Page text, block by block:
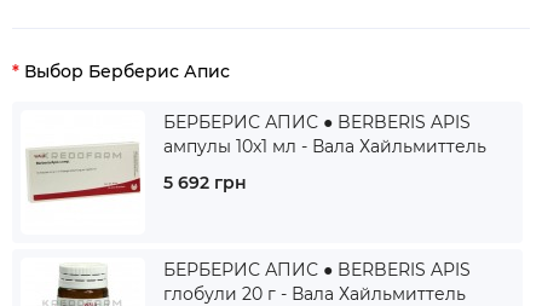
Выбор Берберис Апис
БЕРБЕРИС АПИС ● BERBERIS APIS
ампулы 10x1 мл - Вала Хайльмиттель
5 692 грн
БЕРБЕРИС АПИС ● BERBERIS APIS
глобули 20 г - Вала Хайльмиттель